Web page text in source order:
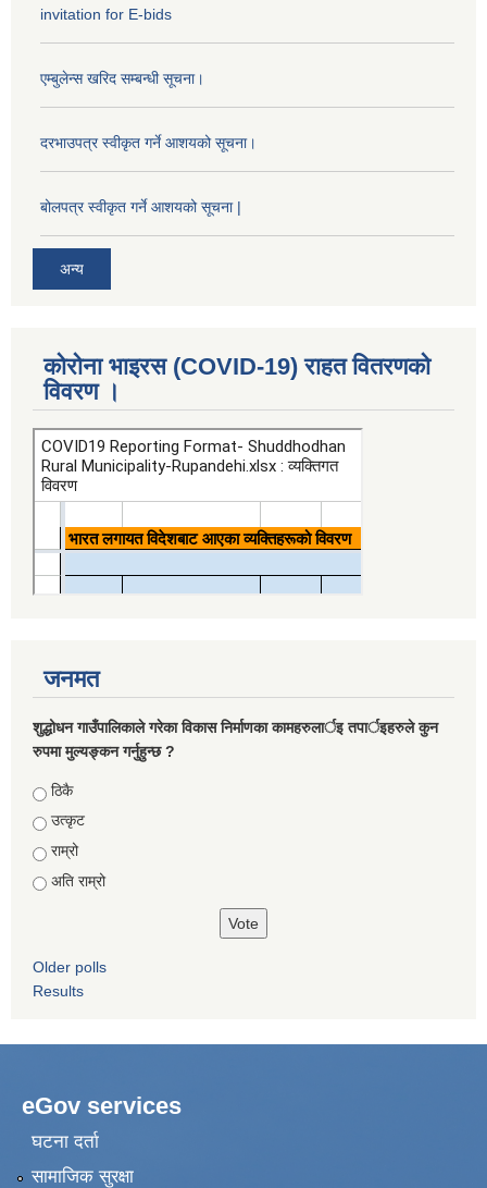
invitation for E-bids
एम्बुलेन्स खरिद सम्बन्धी सूचना।
दरभाउपत्र स्वीकृत गर्ने आशयको सूचना।
बोलपत्र स्वीकृत गर्ने आशयको सूचना |
अन्य
कोरोना भाइरस (COVID-19) राहत वितरणको
विवरण ।
जनमत
शुद्धोधन गाउँपालिकाले गरेका विकास निर्माणका कामहरुलार्इ तपार्इहरुले कुन
रुपमा मुल्यङ्कन गर्नुहुन्छ ?
Choices
ठिकै
उत्कृट
राम्रो
अति राम्रो
Older polls
Results
eGov services
घटना दर्ता
सामाजिक सुरक्षा